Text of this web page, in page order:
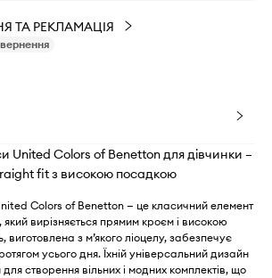
ТА РЕКЛАМАЦІЯ
United Colors of Benetton для дівчинки –
fit з високою посадкою
Colors of Benetton — це класичний елемент
вирізняється прямим кроєм і високою
з м’якого ліоцелу, забезпечує
усього дня. Їхній універсальний дизайн
для створення вільних і модних комплектів, що